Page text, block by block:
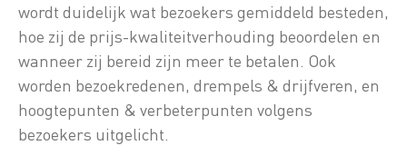
wordt duidelijk wat bezoekers gemiddeld besteden,
hoe zij de prijs-kwaliteitverhouding beoordelen en
wanneer zij bereid zijn meer te betalen. Ook
worden bezoekredenen, drempels & drijfveren, en
hoogtepunten & verbeterpunten volgens
bezoekers uitgelicht.